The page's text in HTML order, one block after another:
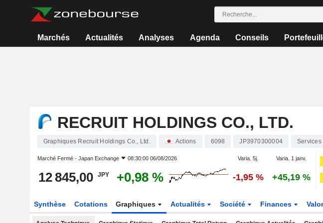
Marchés Actualités Analyses Agenda Conseils
RECRUIT HOLDINGS CO., LTD.
Graphiques Recruit Holdings Co., Ltd. Actions 6098 JP3970300004 Services
Marché Fermé - Japan Exchange 08:30:00 06/08/2026 Varia. 5j. Varia. 1 janv.
12 845,00 JPY +0,98 % -1,95 % +45,19 %
Synthèse Cotations Graphiques Actualités Société Finances